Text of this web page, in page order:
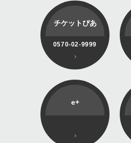
チケットぴあ
0570-02-9999
e+